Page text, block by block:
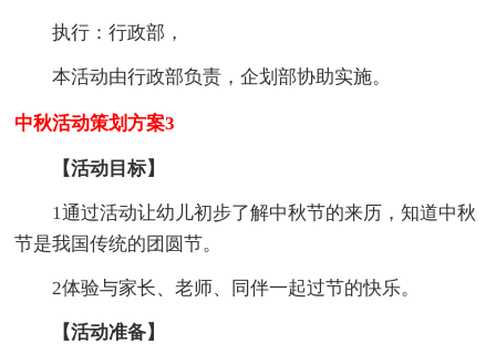
执行：行政部，
本活动由行政部负责，企划部协助实施。
中秋活动策划方案3
【活动目标】
1通过活动让幼儿初步了解中秋节的来历，知道中秋
节是我国传统的团圆节。
2体验与家长、老师、同伴一起过节的快乐。
【活动准备】